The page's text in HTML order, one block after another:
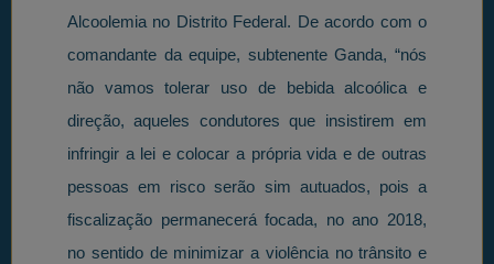
Alcoolemia no Distrito Federal. De acordo com o
comandante da equipe, subtenente Ganda, “nós
não vamos tolerar uso de bebida alcoólica e
direção, aqueles condutores que insistirem em
infringir a lei e colocar a própria vida e de outras
pessoas em risco serão sim autuados, pois a
fiscalização permanecerá focada, no ano 2018,
no sentido de minimizar a violência no trânsito e